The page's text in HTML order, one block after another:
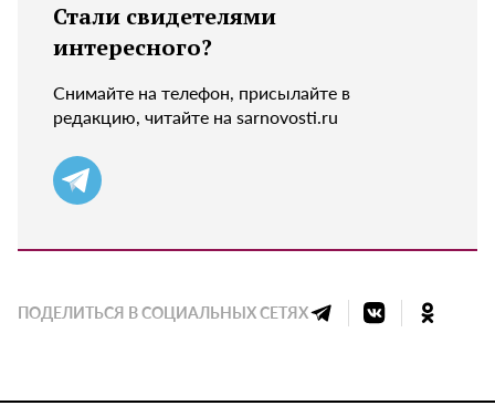
Стали свидетелями
интересного?
Снимайте на телефон, присылайте в
редакцию, читайте на sarnovosti.ru
ПОДЕЛИТЬСЯ В СОЦИАЛЬНЫХ СЕТЯХ